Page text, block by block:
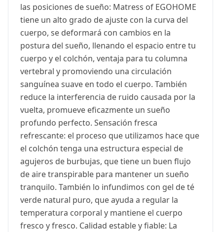
las posiciones de sueño: Matress of EGOHOME
tiene un alto grado de ajuste con la curva del
cuerpo, se deformará con cambios en la
postura del sueño, llenando el espacio entre tu
cuerpo y el colchón, ventaja para tu columna
vertebral y promoviendo una circulación
sanguínea suave en todo el cuerpo. También
reduce la interferencia de ruido causada por la
vuelta, promueve eficazmente un sueño
profundo perfecto. Sensación fresca
refrescante: el proceso que utilizamos hace que
el colchón tenga una estructura especial de
agujeros de burbujas, que tiene un buen flujo
de aire transpirable para mantener un sueño
tranquilo. También lo infundimos con gel de té
verde natural puro, que ayuda a regular la
temperatura corporal y mantiene el cuerpo
fresco y fresco. Calidad estable y fiable: La